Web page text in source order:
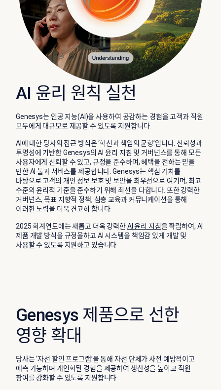
AI 윤리 원칙 실천
Genesys는 인공 지능(AI)을 사용하여 공감하는 경험을 고객과 직원
모두에게 대규모로 제공할 수 있도록 지원합니다.
AI에 대한 당사의 접근 방식은 ‘혁신과 책임의 균형’입니다. 신뢰성과
투명성에 기반한 Genesys의 AI 윤리 지침 및 거버넌스를 통해 모든
사용자에게 신뢰할 수 있고, 규정을 준수하며, 혜택을 전하는 믿을
만한 AI 툴과 서비스를 제공합니다. Genesys는 핵심 가치를
바탕으로 고객의 개인 정보 보호 및 보안을 최우선으로 여기며, 최고
수준의 윤리적 기준을 준수하기 위해 최선을 다합니다. 또한 강력한
거버넌스, 목표 지향적 정책, 심층 교육과 커뮤니케이션을 통해
이러한 노력을 더욱 견고히 합니다.
2025 회계연도에는 새롭고 더욱 강력한AI 윤리 지침을 확립하여, AI
제품 개발 방식을 규정율하고 AI 시스템을 책임감 있게 개발 및
사용할 수 있도록 지원하고 있습니다.
Genesys 제품으로 선한
영향 확대
당사는 ‘자선 할인 프로그램’을 통해 자선 단체가 사전 예방적이고
예측 가능하며 개인화된 경험을 제공하여 생산성을 높이고 직원
참여를 강화할 수 있도록 지원합니다.